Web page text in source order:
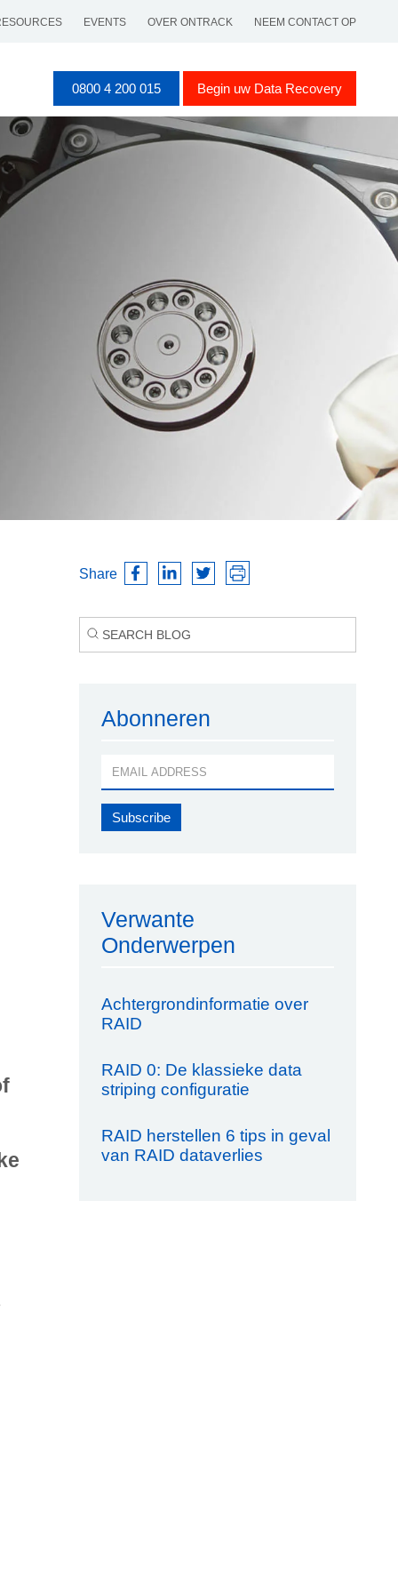
EVENTS OVER ONTRACK NEEM CONTACT OP
0800 4 200 015 Begin uw Data Recovery
Share
Abonneren
Verwante
Onderwerpen
Achtergrondinformatie over
RAID
RAID 0: De klassieke data
striping configuratie
RAID herstellen 6 tips in geval
van RAID dataverlies